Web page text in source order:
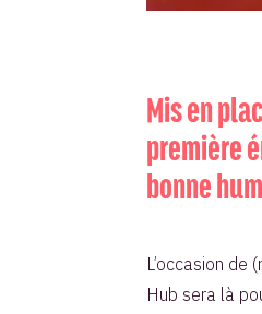
Mis en
première
bonne
L’occasion
Hub sera là